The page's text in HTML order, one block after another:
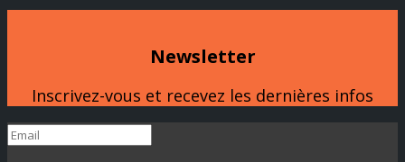
Newsletter
Inscrivez-vous et recevez les dernières infos